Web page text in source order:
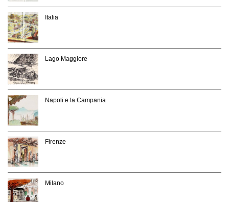
Italia
Lago Maggiore
Napoli e la Campania
Firenze
Milano